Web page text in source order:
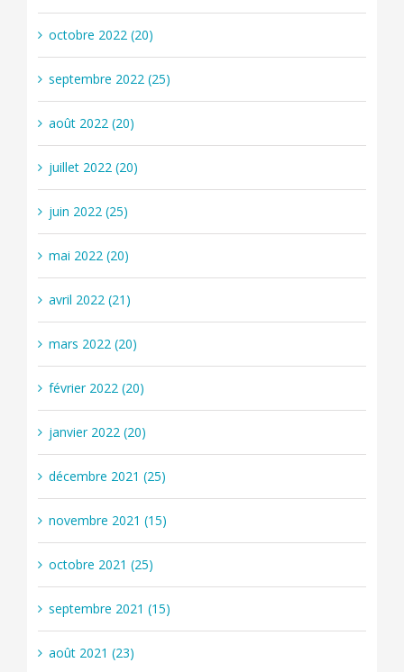
octobre 2022 (20)
septembre 2022 (25)
août 2022 (20)
juillet 2022 (20)
juin 2022 (25)
mai 2022 (20)
avril 2022 (21)
mars 2022 (20)
février 2022 (20)
janvier 2022 (20)
décembre 2021 (25)
novembre 2021 (15)
octobre 2021 (25)
septembre 2021 (15)
août 2021 (23)